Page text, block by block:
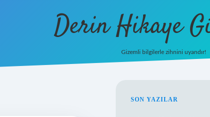
Derin Hikaye
Gizemli bilgilerle zihnini uyandır!
SIDEBAR
SON YAZILAR